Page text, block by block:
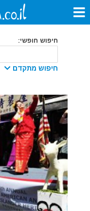
חיפוש חופשי:
חיפוש מתקדם
מתאריך:
עד תאריך:
מדינה: